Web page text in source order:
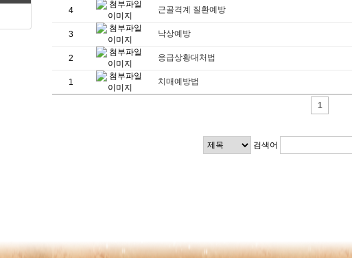
4 근골격계 질환예방
3 낙상예방
2 응급상황대처법
1 치매예방법
1
검색어